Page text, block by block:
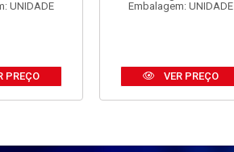
UNIDADE
PREÇO
Embalagem: UNIDADE
VER PREÇO